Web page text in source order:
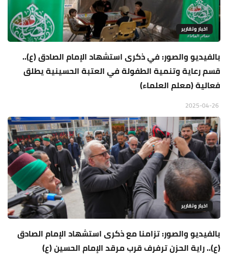
اخبار وتقارير
بالفيديو والصور: في ذكرى استشهاد الإمام الصادق (ع)..
قسم رعاية وتنمية الطفولة في العتبة الحسينية يطلق
فعالية (معلم العلماء)
اخبار وتقارير
بالفيديو والصور: تزامنا مع ذكرى استشهاد الإمام الصادق
(ع).. راية الحزن ترفرف قرب مرقد الإمام الحسين (ع)